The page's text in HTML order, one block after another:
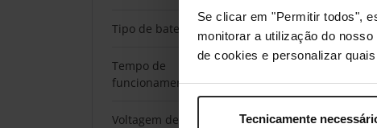
Se clicar em "Permitir todos",
monitorar a utilização do
de cookies e personalizar
Tecnicamente
Tipo de bateria Bateria incorporada
Tempo de
funcionamento
60 min
Voltagem de entrada
100-240 V